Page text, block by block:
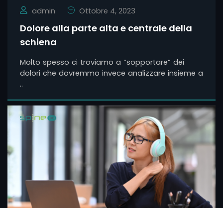
admin Ottobre 4, 2023
Dolore alla parte alta e centrale della
schiena
Molto spesso ci troviamo a “sopportare” dei
dolori che dovremmo invece analizzare insieme a
..